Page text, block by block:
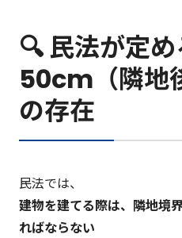
🔍 民法が定
50cm（隣地
の存在
民法では、
建物を建てる際は、隣地境
ればならない